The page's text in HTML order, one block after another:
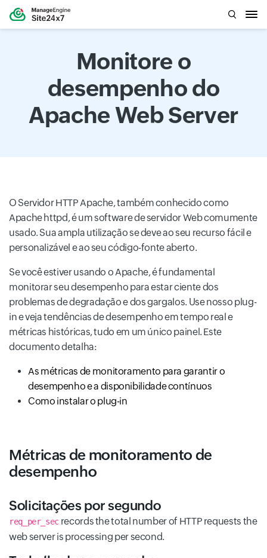
Monitore o
desempenho do
Apache Web Server
O Servidor HTTP Apache, também conhecido como
Apache httpd, é um software de servidor Web comumente
usado. Sua ampla utilização se deve ao seu recurso fácil e
personalizável e ao seu código-fonte aberto.
Se você estiver usando o Apache, é fundamental
monitorar seu desempenho para estar ciente dos
problemas de degradação e dos gargalos. Use nosso plug-
in e veja tendências de desempenho em tempo real e
métricas históricas, tudo em um único painel. Este
documento detalha:
As métricas de monitoramento para garantir o
desempenho e a disponibilidade contínuos
Como instalar o plug-in
Métricas de monitoramento de
desempenho
Solicitações por segundo
req_per_sec records the total number of HTTP requests the
web server is processing per second.